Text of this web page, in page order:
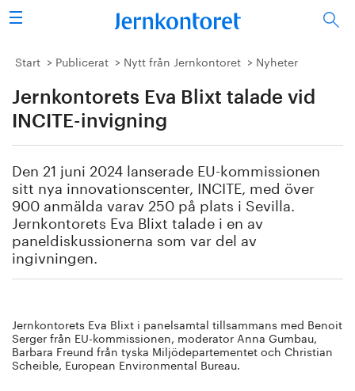
Sök
Stålindustrin
Vision 2050
Energi/miljö
Vi tycker
Publicerat
Om oss
Start Publicerat Nytt från Jernkontoret Nyheter
Jernkontorets Eva Blixt talade vid
INCITE-invigning
Den 21 juni 2024 lanserade EU-kommissionen
sitt nya innovationscenter, INCITE, med över
900 anmälda varav 250 på plats i Sevilla.
Jernkontorets Eva Blixt talade i en av
paneldiskussionerna som var del av
ingivningen.
Jernkontorets Eva Blixt i panelsamtal tillsammans med Benoit
Serger från EU-kommissionen, moderator Anna Gumbau,
Barbara Freund från tyska Miljödepartementet och Christian
Scheible, European Environmental Bureau.